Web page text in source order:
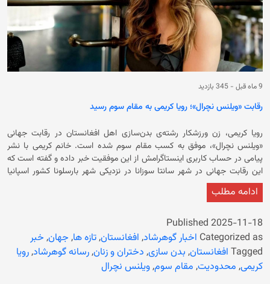
9 ماه قبل - 345 بازدید
رقابت «ویلنس نچرال»؛ رویا کریمی به مقام سوم رسید
رویا کریمی، زن ورزشکار رشته‌ی بدن‌سازی اهل افغانستان در رقابت جهانی
«ویلنس نچرال»، موفق به کسب مقام سوم شده است. خانم کریمی با نشر
پیامی در حساب کاربری اینستاگرامش از این موفقیت خبر داده و گفته است که
اين رقابت جهانی در شهر سانتا سوزانا در نزدیکی شهر بارسلونا کشور اسپانیا
برگزار شده بود و آن را به زنانی در افغانستان تقدیم کرده که از آزادی‌های ابتدایی
بخشی از این پیامش تاکید کرده است: «در صحنه‌ی جهانی من آزاد ایستاده‌ام؛
اما این پیروزی برتر سه را تقدیم می‌کنم به زنان افغانستانی که از آزادی محروم
شده‌اند. تو قدرت من هستی و روح من در کنار هر زنی که در افغانستان
ادامه مطلب
Published 2025-11-18
Categorized as اخبار گوهرشاد, افغانستان,تازه ها, جهان, خبر
Tagged افغانستان, بدن سازی, دختران و زنان,رسانه گوهرشاد,رویا
کریمی, محدودیت, مقام سوم,ویلنس نچرال